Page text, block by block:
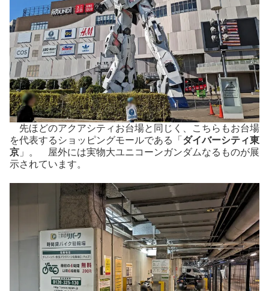
先ほどのアクアシティお台場と同じく、こちらもお台場
を代表するショッピングモールである「 ダイバーシティ東
京 」。 屋外には実物大ユニコーンガンダムなるものが展
示されています。